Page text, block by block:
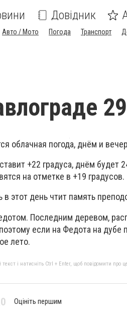
Довідник
Авто / Мото Погода Транспорт
облачная погода, днём и
+22 градуса, днём будет
на отметке в +19 градусов.
в этот день чтит память
Последним деревом,
если на Федота на дубе
лето.
і натисніть Ctrl + Enter, щоб повідомити про
Оцініть першим